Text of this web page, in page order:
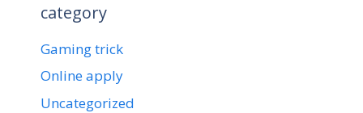
category
Gaming trick
Online apply
Uncategorized